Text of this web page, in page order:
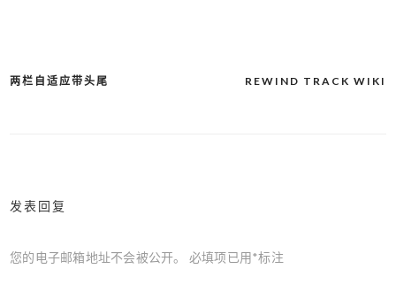
文
REWIND TRACK WIKI
两栏自适应带头尾
发表回复
您的电子邮箱地址不会被公开。 必填项已用*标注